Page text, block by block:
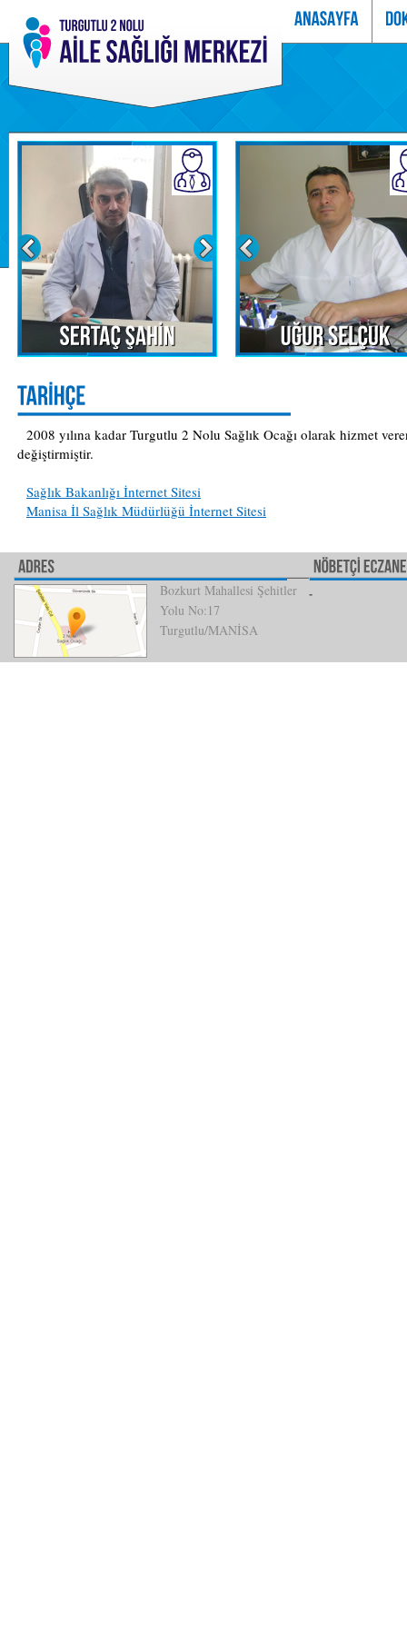
2008 yılına kadar Turgutlu 2 Nolu Sağlık Ocağı olarak hizmet
değiştirmiştir.
Sağlık Bakanlığı İnternet Sitesi
Manisa İl Sağlık Müdürlüğü İnternet Sitesi
Bozkurt Mahallesi Şehitler
Yolu No:17
Turgutlu/MANİSA